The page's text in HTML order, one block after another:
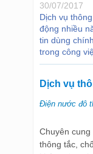
30/07/2017
Dịch vụ
động nhiều
tin dùng
trong công
Dịch vụ
Điện nước đô
Chuyên cung
thông tắc,